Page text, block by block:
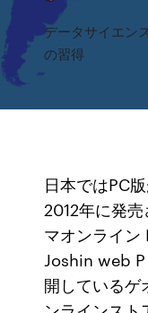
データサイエン
の習得
日本ではPC
2012年に発
マオンライン
Joshin web P
開しているゲ